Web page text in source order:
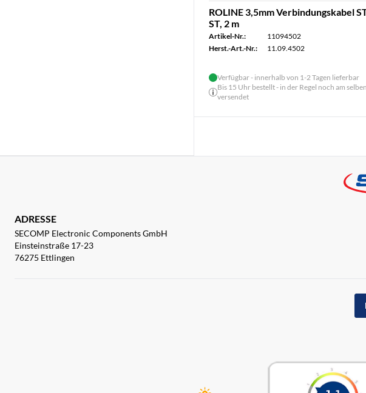
ROLINE 3,5mm Verbindungskabel
ST, 2 m
Artikel-Nr.:
11094502
Herst.-Art.-Nr.:
11.09.4502
Verfügbar - innerhalb von 1-2 Tagen lieferbar
Bis 15 Uhr bestellt - in der Regel noch am
versendet
ADRESSE
SECOMP Electronic Components GmbH
Einsteinstraße 17-23
76275 Ettlingen